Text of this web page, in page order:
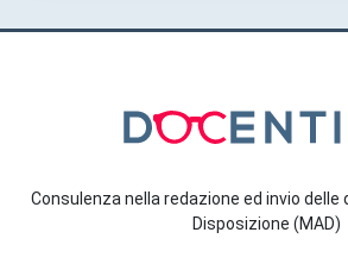
Consulenza nella redazione ed invio delle
Disposizione (MAD)